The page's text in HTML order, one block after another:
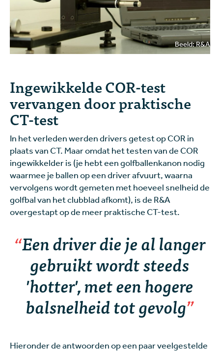
Beeld: R&A
Ingewikkelde COR-test
vervangen door praktische
CT-test
In het verleden werden drivers getest op COR in
plaats van CT. Maar omdat het testen van de COR
ingewikkelder is (je hebt een golfballenkanon nodig
waarmee je ballen op een driver afvuurt, waarna
vervolgens wordt gemeten met hoeveel snelheid de
golfbal van het clubblad afkomt), is de R&A
overgestapt op de meer praktische CT-test.
Een driver die je al langer
gebruikt wordt steeds
'hotter', met een hogere
balsnelheid tot gevolg
Hieronder de antwoorden op een paar veelgestelde